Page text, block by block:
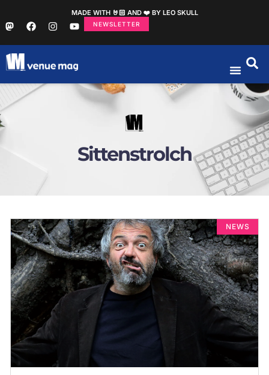
MADE WITH 🤘🏻 AND ❤️ BY LEO SKULL
NEWSLETTER
Sittenstrolch
NEWS